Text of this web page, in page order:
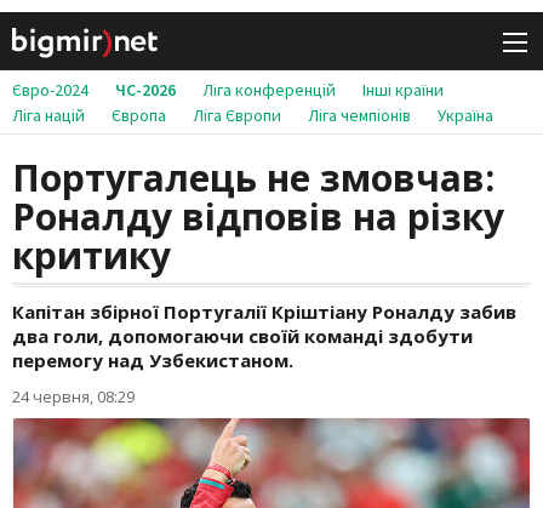
Євро-2024 ЧС-2026 Ліга конференцій
Інші країни
Ліга націй
Європа Ліга Європи Ліга чемпіонів Україна
Португалець не змовчав:
Роналду відповів на різку
критику
Капітан збірної Португалії Кріштіану Роналду забив
два голи, допомогаючи своїй команді здобути
перемогу над Узбекистаном.
24 червня, 08:29